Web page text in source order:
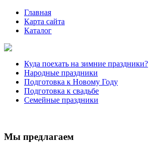
Главная
Карта сайта
Каталог
Куда поехать на зимние праздники?
Народные праздники
Подготовка к Новому Году
Подготовка к свадьбе
Семейные праздники
Мы предлагаем